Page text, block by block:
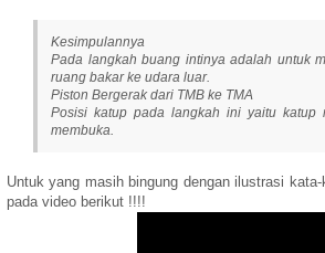
Kesimpulannya
Pada langkah buang intinya adalah untuk
ruang bakar ke udara luar.
Piston Bergerak dari TMB ke TMA
Posisi katup pada langkah ini yaitu katup
membuka.
Untuk yang masih bingung dengan ilustrasi
pada video berikut !!!!